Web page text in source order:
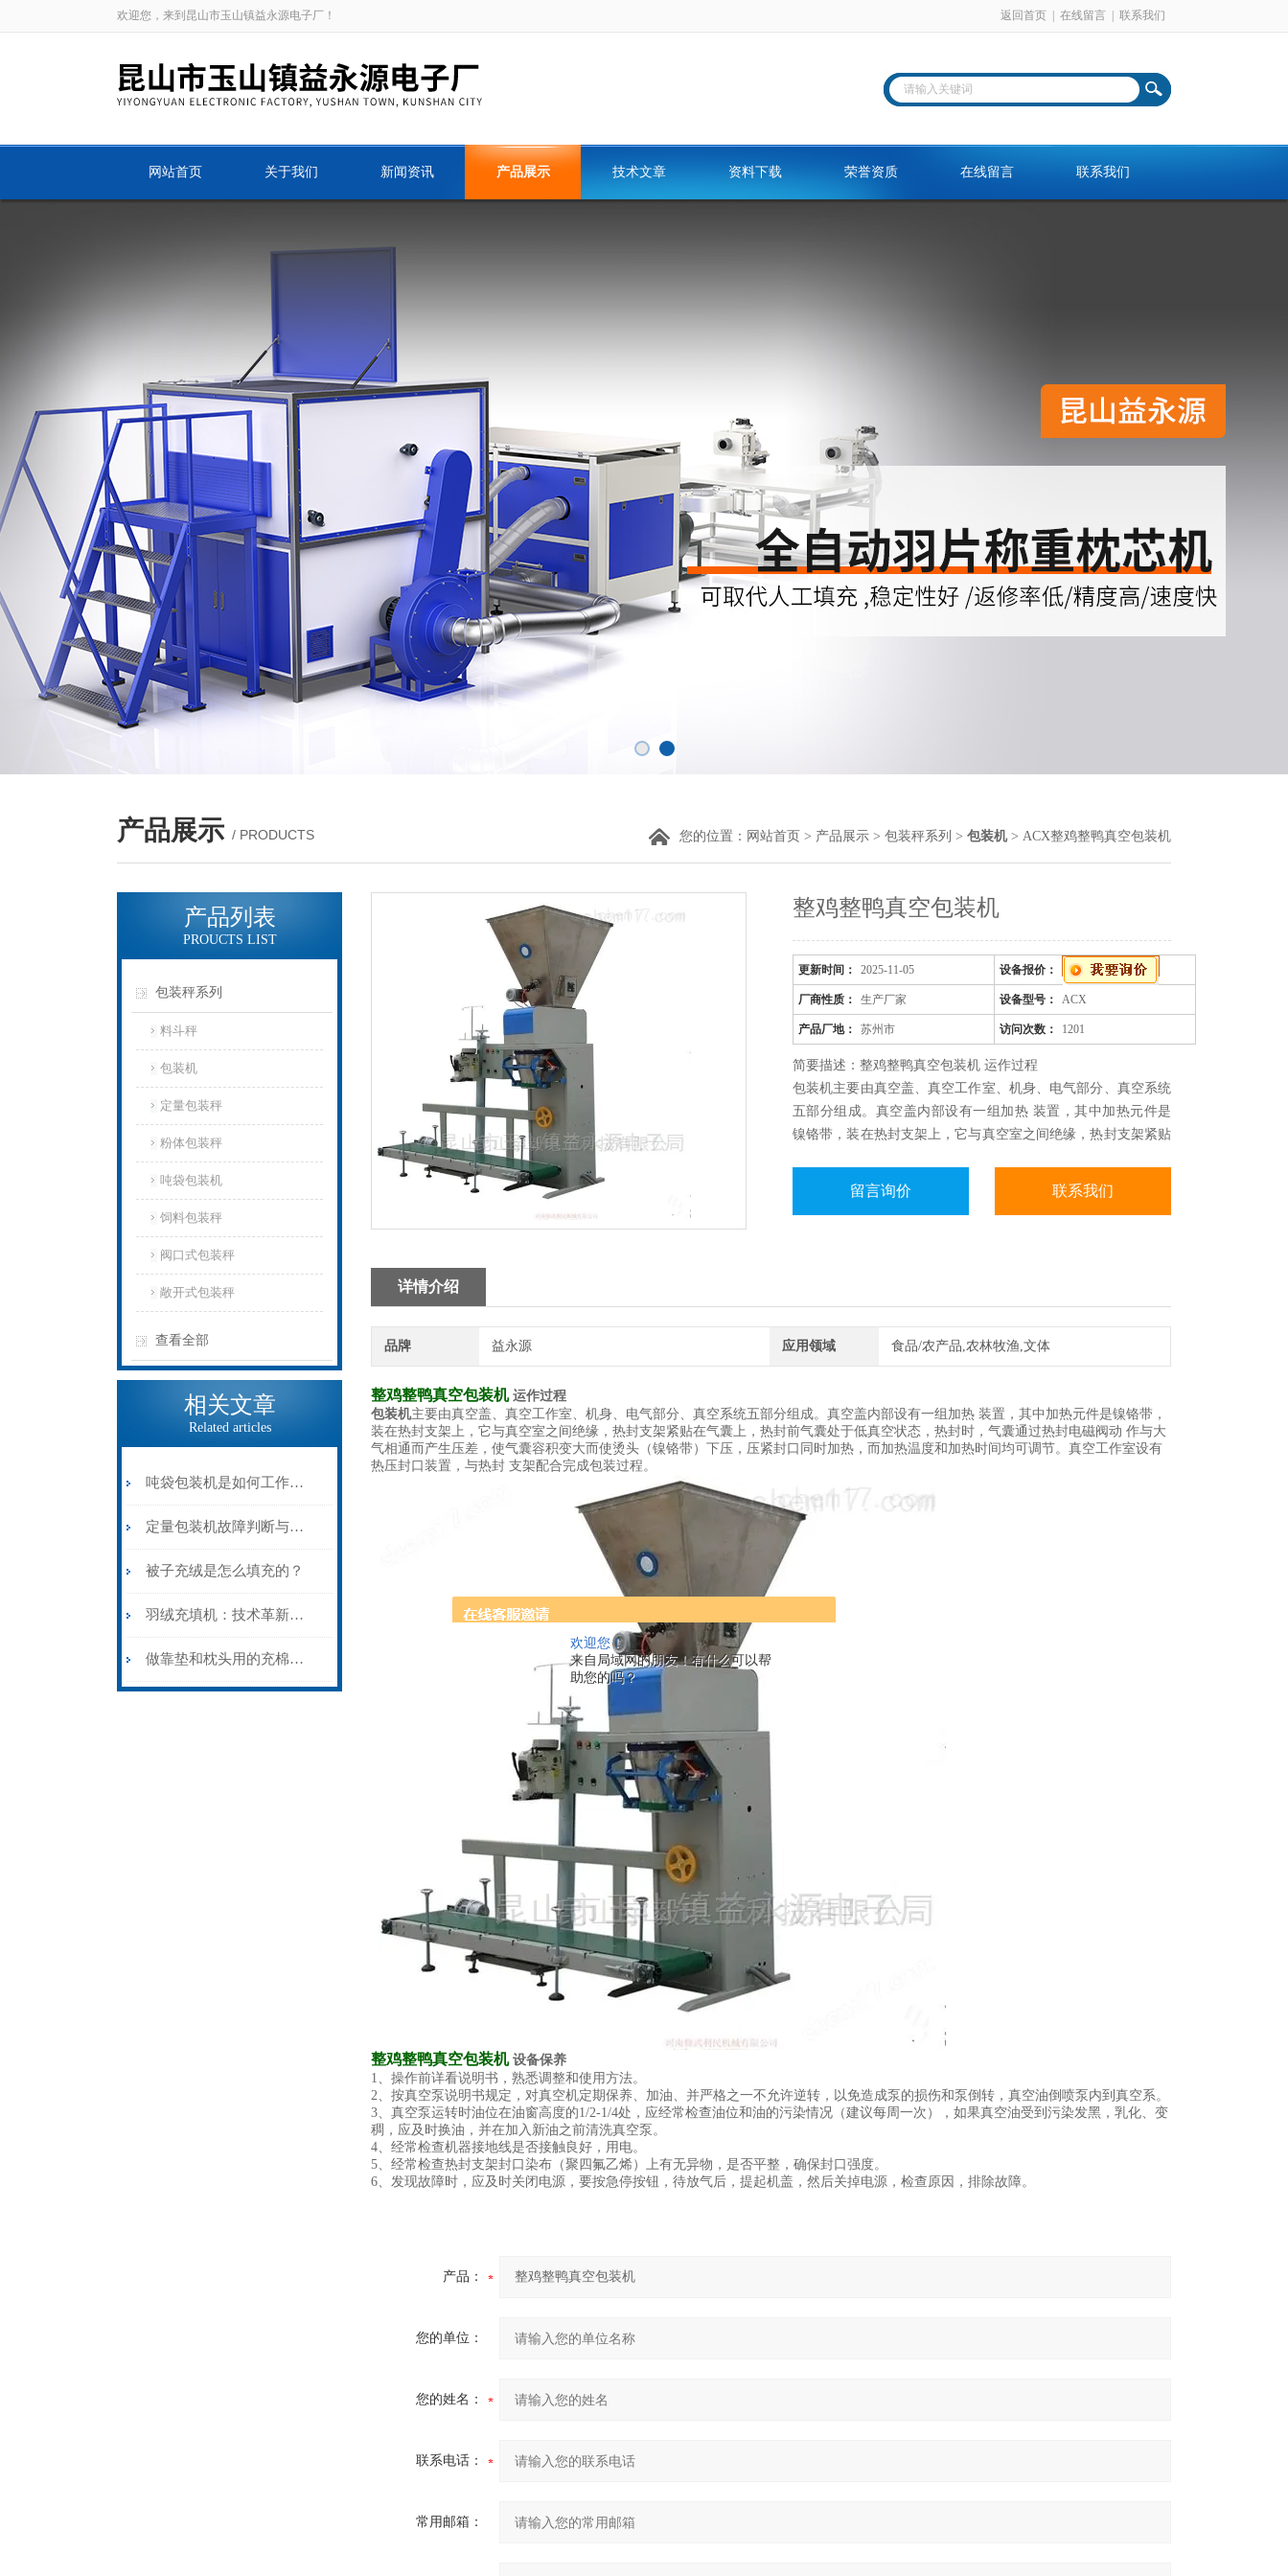
欢迎您！
来自局域网的朋友！有什么可以帮
助您的吗？
欢迎您，来到昆山市玉山镇益永源电子厂！ 返回首页 在线留言 联系我们
网站首页 关于我们 新闻资讯 产品展示 技术文章 资料下载 荣誉资质 在线留言 联系我们
产品展示 / PRODUCTS 您的位置： 网站首页 > 产品展示 > 包装秤系列 > 包装机> ACX整鸡整鸭真空包装机
产品列表
PROUCTS LIST
包装秤系列
料斗秤
包装机
定量包装秤
粉体包装秤
吨袋包装机
饲料包装秤
阀口式包装秤
敞开式包装秤
查看全部
相关文章
Related articles
吨袋包装机是如何工作的？
定量包装机故障判断与处理
被子充绒是怎么填充的？
羽绒充填机：技术革新下的温暖制造者
做靠垫和枕头用的充棉机应该如何保养呢？
整鸡整鸭真空包装机
更新时间： 2025-11-05 设备报价：
厂商性质： 生产厂家 设备型号： ACX
产品厂地： 苏州市 访问次数： 1201
简要描述：整鸡整鸭真空包装机 运作过程
包装机主要由真空盖、真空工作室、机身、电气部分、真空系统
五部分组成。真空盖内部设有一组加热 装置，其中加热元件是
镍铬带，装在热封支架上，它与真空室之间绝缘，热封支架紧贴
留言询价 联系我们
详情介绍
品牌 益永源 应用领域 食品/农产品,农林牧渔,文体
整鸡整鸭真空包装机 运作过程
包装机主要由真空盖、真空工作室、机身、电气部分、真空系统五部分组成。真空盖内部设有一组加热 装置，其中加热元件是镍铬带，
装在热封支架上，它与真空室之间绝缘，热封支架紧贴在气囊上，热封前气囊处于低真空状态，热封时，气囊通过热封电磁阀动 作与大
气相通而产生压差，使气囊容积变大而使烫头（镍铬带）下压，压紧封口同时加热，而加热温度和加热时间均可调节。真空工作室设有
热压封口装置，与热封 支架配合完成包装过程。
整鸡整鸭真空包装机 设备保养
1、操作前详看说明书，熟悉调整和使用方法。
2、按真空泵说明书规定，对真空机定期保养、加油、并严格之一不允许逆转，以免造成泵的损伤和泵倒转，真空油倒喷泵内到真空系。
3、真空泵运转时油位在油窗高度的1/2-1/4处，应经常检查油位和油的污染情况（建议每周一次），如果真空油受到污染发黑，乳化、变
稠，应及时换油，并在加入新油之前清洗真空泵。
4、经常检查机器接地线是否接触良好，用电。
5、经常检查热封支架封口染布（聚四氟乙烯）上有无异物，是否平整，确保封口强度。
6、发现故障时，应及时关闭电源，要按急停按钮，待放气后，提起机盖，然后关掉电源，检查原因，排除故障。
产品：
您的单位：
您的姓名：
联系电话：
常用邮箱：